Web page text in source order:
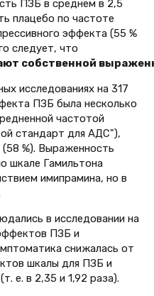
ПЗБ в среднем в 2,5
плацебо по частоте
эффекта (55 %
следует, что
собственной
исследованиях на 317
ПЗБ была несколько
частотой
стандарт для АДС"),
%). Выраженность
шкале Гамильтона
имипрамина, но в
в исследовании на
ПЗБ и
снижалась от
шкалы для ПЗБ и
е. в 2,35 и 1,92 раза).